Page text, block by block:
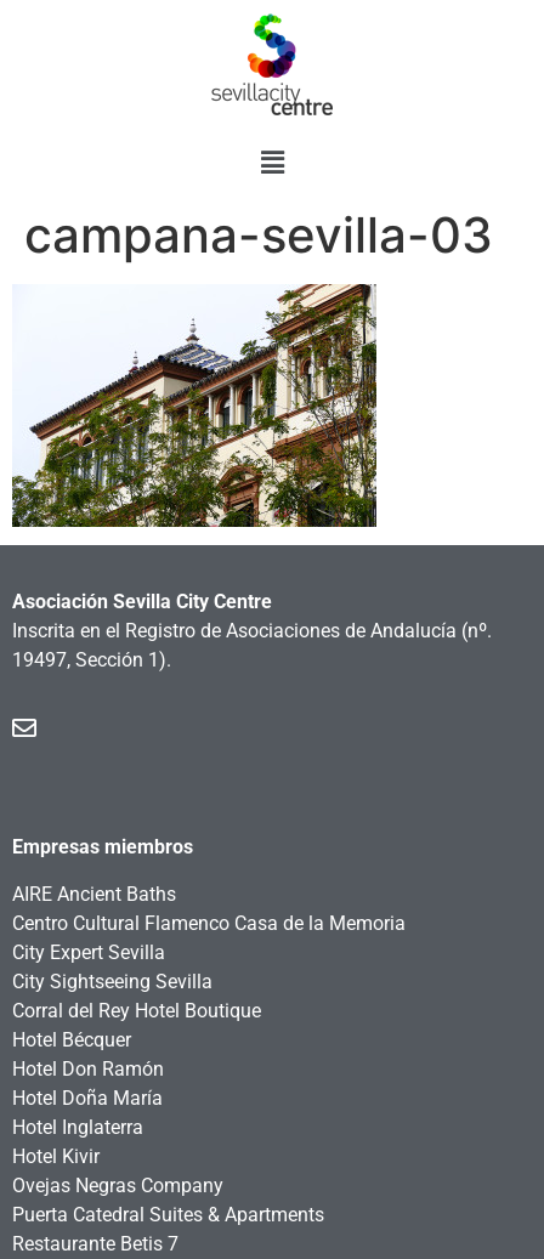
campana-sevilla-03
Asociación Sevilla City Centre
Inscrita en el Registro de Asociaciones de Andalucía (nº.
19497, Sección 1).
Empresas miembros
AIRE Ancient Baths
Centro Cultural Flamenco Casa de la Memoria
City Expert Sevilla
City Sightseeing Sevilla
Corral del Rey Hotel Boutique
Hotel Bécquer
Hotel Don Ramón
Hotel Doña María
Hotel Inglaterra
Hotel Kivir
Ovejas Negras Company
Puerta Catedral Suites & Apartments
Restaurante Betis 7